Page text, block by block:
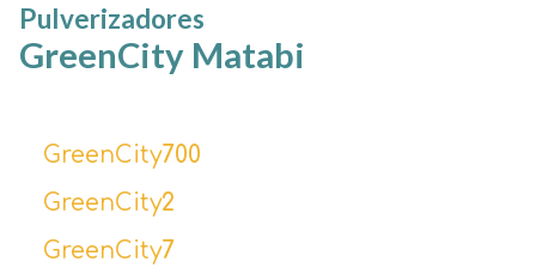
Pulverizadores
GreenCity Matabi
GreenCity700
GreenCity2
GreenCity7